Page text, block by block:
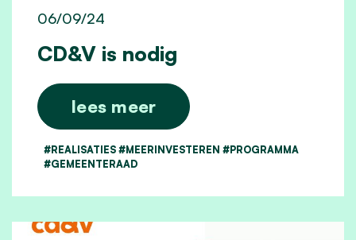
CD&V is nodig
06/09/24
lees meer
#REALISATIES #MEERINVESTEREN #PROGRAMMA
#GEMEENTERAAD